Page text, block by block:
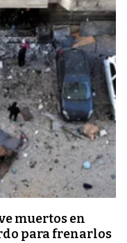
muertos en
para frenarlos